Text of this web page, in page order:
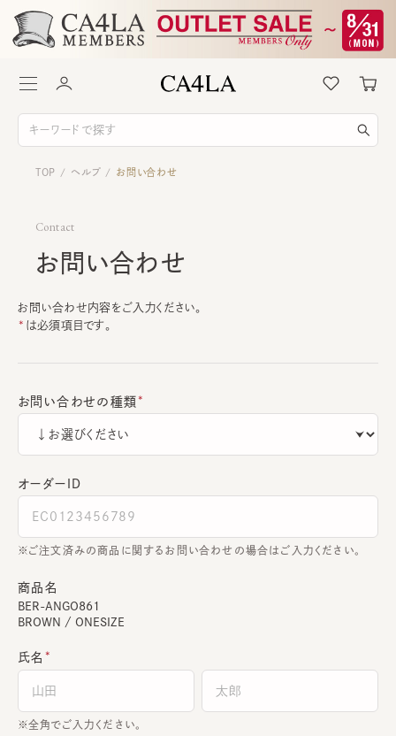
TOP / ヘルプ / お問い合わせ
Contact
お問い合わせ
お問い合わせ内容をご入力ください。
は必須項目です。
お問い合わせの種類
オーダーＩＤ
ご注文済みの商品に関するお問い合わせの場合はご入力ください。
商品名
BER-ANGO861
BROWN / ONESIZE
氏名
全角でご入力ください。